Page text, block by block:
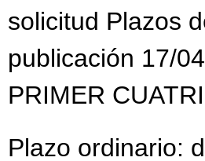
solicitud Plazos
publicación 17/
PRIMER
Plazo ordinario: